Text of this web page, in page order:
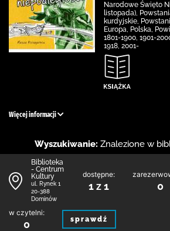
Narodowe Święto
listopada),
kurdyjskie,
Europa, Polska,
1801-1900, 1901-
1918, 2001-
Więcej informacji
Wyszukiwanie: Znalezione w
Biblioteka
- Centrum
Kultury
ul. Rynek 1
20-388
Dominów
dostępne:
1 z 1 0
w czytelni:
0 sprawdź